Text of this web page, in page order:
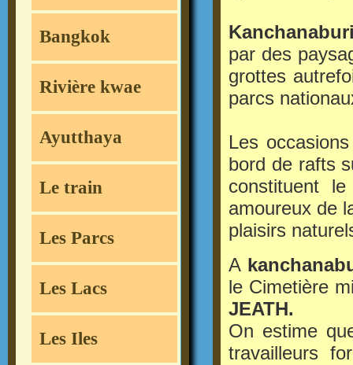
Bangkok
Rivière kwae
Ayutthaya
Le train
Les Parcs
Les Lacs
Les Iles
par des
grottes
parcs
Les
bord de rafts
constituent
amoureux de
plaisirs
A
le Cimetière
JEATH.
On estime
travailleurs